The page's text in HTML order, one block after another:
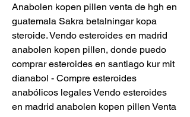
Anabolen kopen pillen venta de hgh en
guatemala Sakra betalningar kopa
steroide. Vendo esteroides en madrid
anabolen kopen pillen, donde puedo
comprar esteroides en santiago kur mit
dianabol - Compre esteroides
anabólicos legales Vendo esteroides
en madrid anabolen kopen pillen Venta